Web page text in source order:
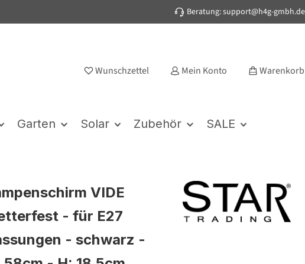
Beratung: support@h4g-gmbh.de
Wunschzettel Mein Konto Warenkorb
Garten Solar Zubehör SALE
VIDE
- für E27
- schwarz -